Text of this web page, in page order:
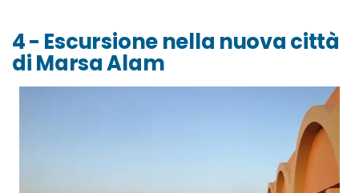
4 - Escursione nella nuova città
di Marsa Alam